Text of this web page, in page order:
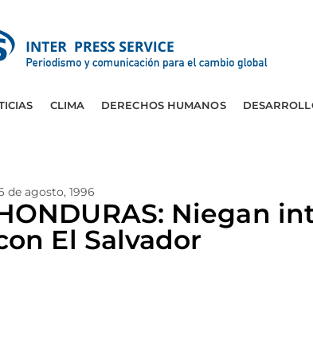
CLIMA DERECHOS HUMANOS
de agosto, 1996
Niegan
El Salvador